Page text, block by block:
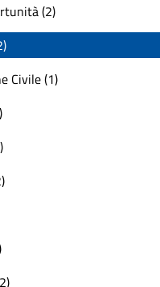
(2)
Civile (1)